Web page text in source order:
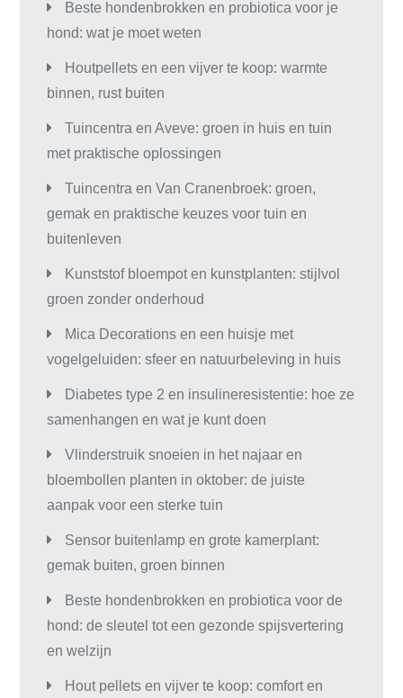
Beste hondenbrokken en probiotica voor je
hond: wat je moet weten
Houtpellets en een vijver te koop: warmte
binnen, rust buiten
Tuincentra en Aveve: groen in huis en tuin
met praktische oplossingen
Tuincentra en Van Cranenbroek: groen,
gemak en praktische keuzes voor tuin en
buitenleven
Kunststof bloempot en kunstplanten: stijlvol
groen zonder onderhoud
Mica Decorations en een huisje met
vogelgeluiden: sfeer en natuurbeleving in huis
Diabetes type 2 en insulineresistentie: hoe ze
samenhangen en wat je kunt doen
Vlinderstruik snoeien in het najaar en
bloembollen planten in oktober: de juiste
aanpak voor een sterke tuin
Sensor buitenlamp en grote kamerplant:
gemak buiten, groen binnen
Beste hondenbrokken en probiotica voor de
hond: de sleutel tot een gezonde spijsvertering
en welzijn
Hout pellets en vijver te koop: comfort en